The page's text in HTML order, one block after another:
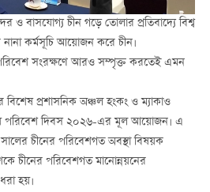
ও বাসযোগ্য চীন গড়ে তোলার প্রতিবাদ্যে বিশ্ব
কর্মসূচি আয়োজন করে চীন।
সংরক্ষণে আরও সম্পৃক্ত করতেই এমন
বিশেষ প্রশাসনিক অঞ্চল হংকং ও ম্যাকাও
পরিবেশ দিবস ২০২৬-এর মূল আয়োজন। এ
চীনের পরিবেশগত অবস্থা বিষয়ক
চীনের পরিবেশগত মানোন্নয়নের
হয়।